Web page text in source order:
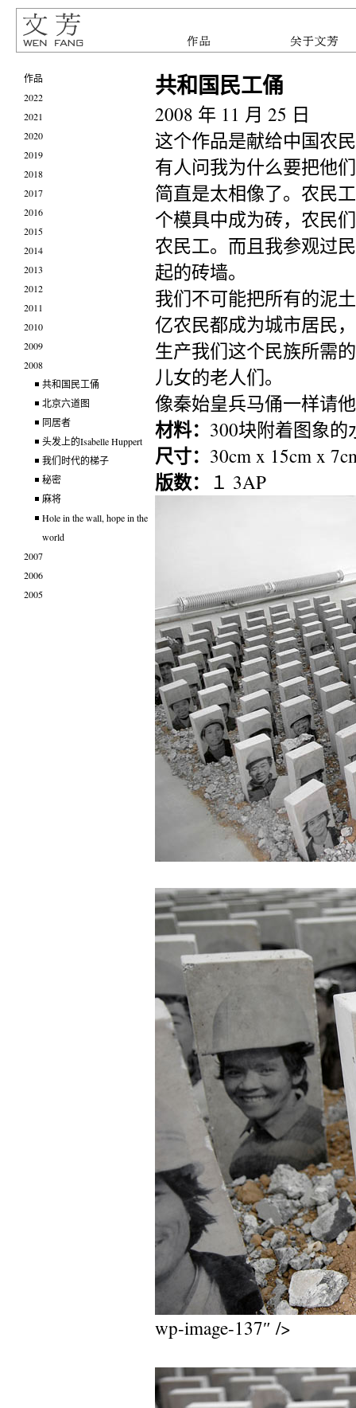
作品
2022
2021
2020
2019
2018
2017
2016
2015
2014
2013
2012
2011
2010
2009
2008
共和国民工俑
北京六道图
同居者
头发上的Isabelle Huppert
我们时代的梯子
秘密
麻将
Hole in the wall, hope in the
world
2007
2006
2005
共和国民工俑
2008 年 11 月 25 日
这个作品是献给中国农
有人问我为什么要把他
简直是太相像了。农民
个模具中成为砖，农民
农民工。而且我参观过
起的砖墙。
我们不可能把所有的泥
亿农民都成为城市居民
生产我们这个民族所需
儿女的老人们。
像秦始皇兵马俑一样请
材料： 300块附着图象
尺寸： 30cm x 15cm x
版数： １ 3AP
wp-image-137″ />